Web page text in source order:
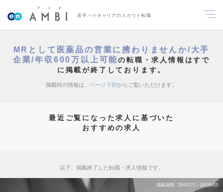
若手ハイキャリアのスカウト転職
MRとして医薬品の営業に携わりませんか/大手
企業/年収600万以上可能の転職・求人情報はすで
に掲載が終了しております。
掲載時の情報は、 ページ下部からご覧いただけます。
最近ご覧になった求人に基づいた
おすすめの求人
以下、掲載終了した転職・求人情報です。
掲載期間 26/07/21～26/08/03